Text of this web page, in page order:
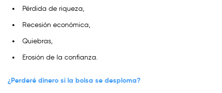
Pérdida de riqueza,
Recesión económica,
Quiebras,
Erosión de la confianza.
¿Perderé dinero si la bolsa se desploma?